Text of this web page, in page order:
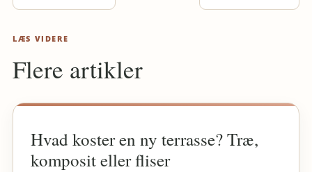
LÆS VIDERE
Flere artikler
Hvad koster en ny terrasse? Træ,
komposit eller fliser